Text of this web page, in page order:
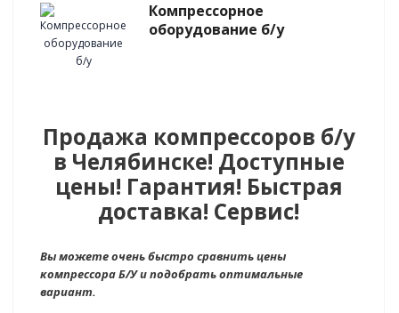
Компрессорное
оборудование б/у
Продажа компрессоров б/у
в Челябинске! Доступные
цены! Гарантия! Быстрая
доставка! Сервис!
Вы можете очень быстро сравнить цены
компрессора Б/У и подобрать оптимальные
вариант.